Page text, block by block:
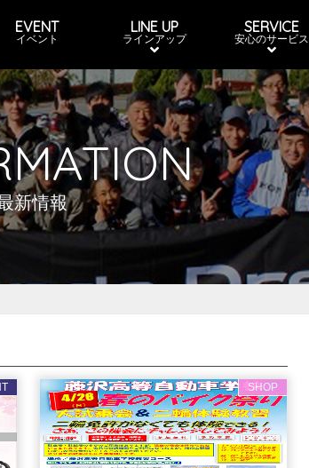
EVENT
イベント
LINE UP
ラインアップ
SERVICE
安心のサービス
新情報
SHOP